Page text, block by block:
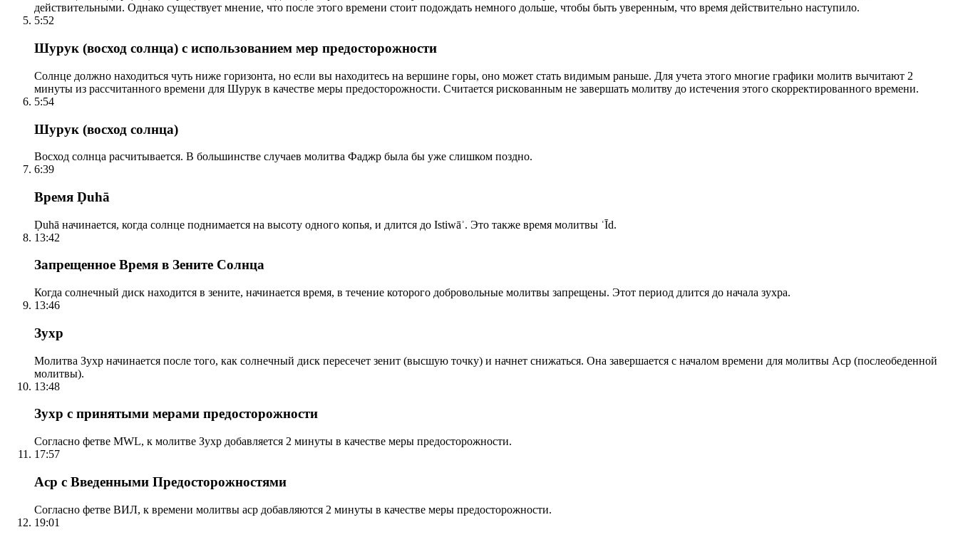
действительными. Однако существует мнение, что после этого времени стоит подождать немного дольше, чтобы быть уверенным, что время действительно наступило.
5:52
Шурук (восход солнца) с использованием мер предосторожности
Солнце должно находиться чуть ниже горизонта, но если вы находитесь на вершине горы, оно может стать видимым раньше. Для учета этого многие графики молитв вычитают 2
минуты из рассчитанного времени для Шурук в качестве меры предосторожности. Считается рискованным не завершать молитву до истечения этого скорректированного времени.
5:54
Шурук (восход солнца)
Восход солнца расчитывается. В большинстве случаев молитва Фаджр была бы уже слишком поздно.
6:39
Время Ḍuhā
Ḍuhā начинается, когда солнце поднимается на высоту одного копья, и длится до Istiwāʾ. Это также время молитвы ʿĪd.
13:42
Запрещенное Время в Зените Солнца
Когда солнечный диск находится в зените, начинается время, в течение которого добровольные молитвы запрещены. Этот период длится до начала зухра.
13:46
Зухр
Молитва Зухр начинается после того, как солнечный диск пересечет зенит (высшую точку) и начнет снижаться. Она завершается с началом времени для молитвы Аср (послеобеденной
молитвы).
13:48
Зухр с принятыми мерами предосторожности
Согласно фетве MWL, к молитве Зухр добавляется 2 минуты в качестве меры предосторожности.
17:57
Аср с Введенными Предосторожностями
Согласно фетве ВИЛ, к времени молитвы аср добавляются 2 минуты в качестве меры предосторожности.
19:01